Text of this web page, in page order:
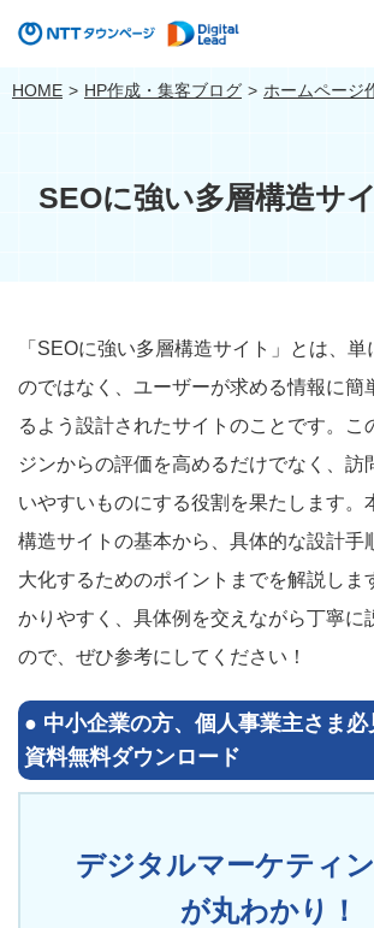
HOME HP作成・集客ブログ ホームページ
SEOに強い多層構造サ
「SEOに強い多層構造サイト」とは、
のではなく、ユーザーが求める情報に簡
るよう設計されたサイトのことです。こ
ジンからの評価を高めるだけでなく、訪
いやすいものにする役割を果たします。
構造サイトの基本から、具体的な設計手
大化するためのポイントまでを解説しま
かりやすく、具体例を交えながら丁寧に
ので、ぜひ参考にしてください！
● 中小企業の方、個人事業主さま必
資料無料ダウンロード
デジタルマーケティ
が丸わかり！